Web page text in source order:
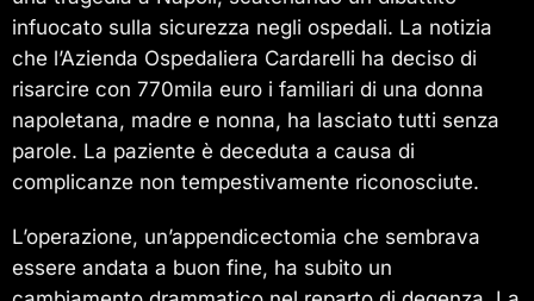
infuocato sulla sicurezza negli ospedali. La notizia
che l’Azienda Ospedaliera Cardarelli ha deciso di
risarcire con 770mila euro i familiari di una donna
napoletana, madre e nonna, ha lasciato tutti senza
parole. La paziente è deceduta a causa di
complicanze non tempestivamente riconosciute.
L’operazione, un’appendicectomia che sembrava
essere andata a buon fine, ha subito un